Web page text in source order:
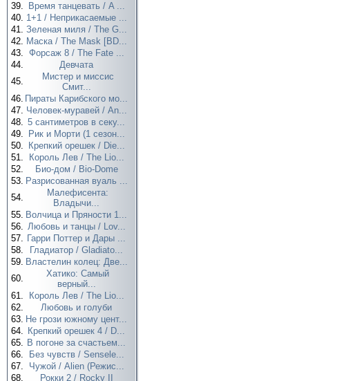
39.
Время танцевать / A ...
40. 1+1 / Неприкасаемые ...
41. Зеленая миля / The G...
42. Маска / The Mask [BD...
43. Форсаж 8 / The Fate ...
44.
Девчата
45.
Мистер и миссис
Смит...
46. Пираты Карибского мо...
47. Человек-муравей / An...
48. 5 сантиметров в секу...
49.
Рик и Морти (1 сезон...
50.
Крепкий орешек / Die...
51.
Король Лев / The Lio...
52.
Био-дом / Bio-Dome
53. Разрисованная вуаль ...
54.
Малефисента:
Владычи...
55. Волчица и Пряности 1...
56. Любовь и танцы / Lov...
57. Гарри Поттер и Дары ...
58.
Гладиатор / Gladiato...
59. Властелин колец: Две...
60.
Хатико: Самый
верный...
61.
Король Лев / The Lio...
62.
Любовь и голуби
63. Не грози южному цент...
64. Крепкий орешек 4 / D...
65. В погоне за счастьем...
66.
Без чувств / Sensele...
67.
Чужой / Alien (Режис...
68.
Рокки 2 / Rocky II